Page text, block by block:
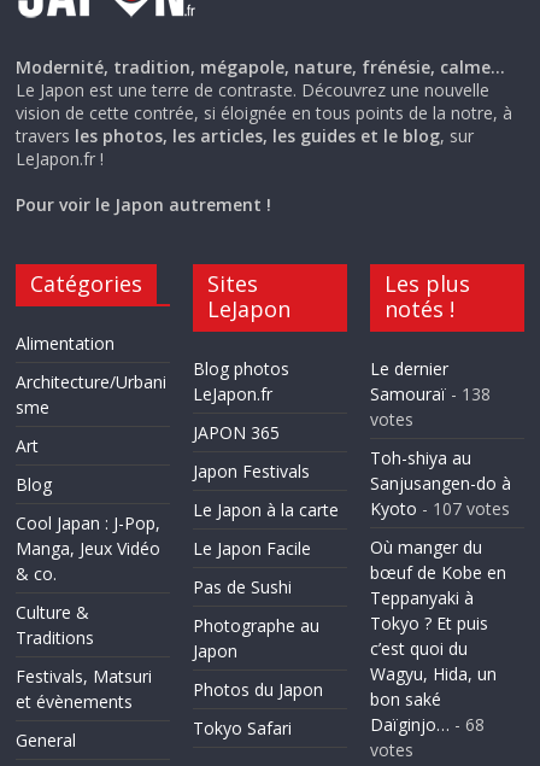
Modernité, tradition, mégapole, nature, frénésie, calme…
Le Japon est une terre de contraste. Découvrez une nouvelle
vision de cette contrée, si éloignée en tous points de la notre, à
travers les photos, les articles, les guides et le blog, sur
LeJapon.fr !
Pour voir le Japon autrement !
Catégories
Alimentation
Architecture/Urbani
sme
Art
Blog
Cool Japan : J-Pop,
Manga, Jeux Vidéo
& co.
Culture &
Traditions
Festivals, Matsuri
et évènements
General
Sites
LeJapon
Blog photos
LeJapon.fr
JAPON 365
Japon Festivals
Le Japon à la carte
Le Japon Facile
Pas de Sushi
Photographe au
Japon
Photos du Japon
Tokyo Safari
Les plus
notés !
Le dernier
Samouraï- 138
votes
Toh-shiya au
Sanjusangen-do à
Kyoto - 107 votes
Où manger du
bœuf de Kobe en
Teppanyaki à
Tokyo ? Et puis
c’est quoi du
Wagyu, Hida, un
bon saké
Daïginjo… - 68
votes